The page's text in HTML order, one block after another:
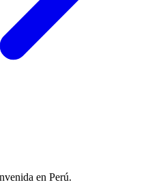
en Perú.